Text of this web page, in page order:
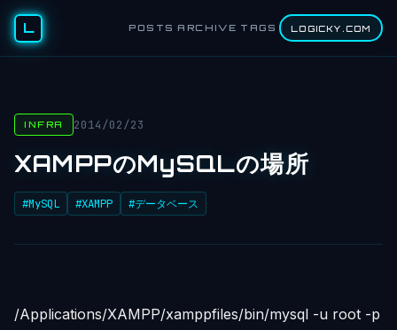
L POSTS ARCHIVE TAGS LOGICKY.COM
INFRA 2014/02/23
XAMPPのMySQLの場所
#MySQL #XAMPP #データベース
/Applications/XAMPP/xamppfiles/bin/mysql -u root -p